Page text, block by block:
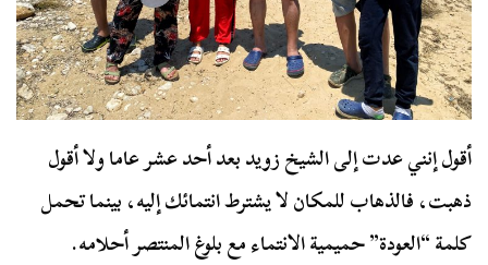
أقول إنني عدت إلى الشيخ زويد بعد أحد عشر عاما ولا أقول
ذهبت، فالذهاب للمكان لا يشترط انتمائك إليه، بينما تحمل
كلمة “العودة” حميمية الانتماء مع بلوغ المنتصر أحلامه.